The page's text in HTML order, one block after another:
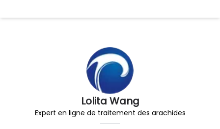
Lolita Wang
Expert en ligne de traitement des arachides